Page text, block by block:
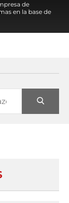
de
en la base de